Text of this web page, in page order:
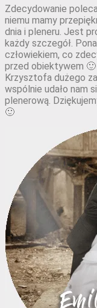
Zdecydowanie
niemu mamy
dnia i pleneru. Jest
każdy szczegół.
człowiekiem, co
przed obiektywem 🙂
Krzysztofa dużego
wspólnie udało nam
plenerową.
🙂